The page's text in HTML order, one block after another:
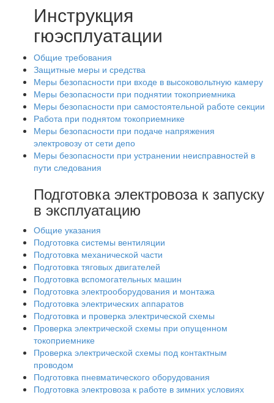
Инструкция
гюэсплуатации
Общие требования
Защитные меры и средства
Меры безопасности при входе в высоковольтную камеру
Меры безопасности при поднятии токоприемника
Меры безопасности при самостоятельной работе секции
Работа при поднятом токоприемнике
Меры безопасности при подаче напряжения
электровозу от сети депо
Меры безопасности при устранении неисправностей в
пути следования
Подготовка электровоза к запуску
в эксплуатацию
Общие указания
Подготовка системы вентиляции
Подготовка механической части
Подготовка тяговых двигателей
Подготовка вспомогательных машин
Подготовка электрооборудования и монтажа
Подготовка электрических аппаратов
Подготовка и проверка электрической схемы
Проверка электрической схемы при опущенном
токоприемнике
Проверка электрической схемы под контактным
проводом
Подготовка пневматического оборудования
Подготовка электровоза к работе в зимних условиях